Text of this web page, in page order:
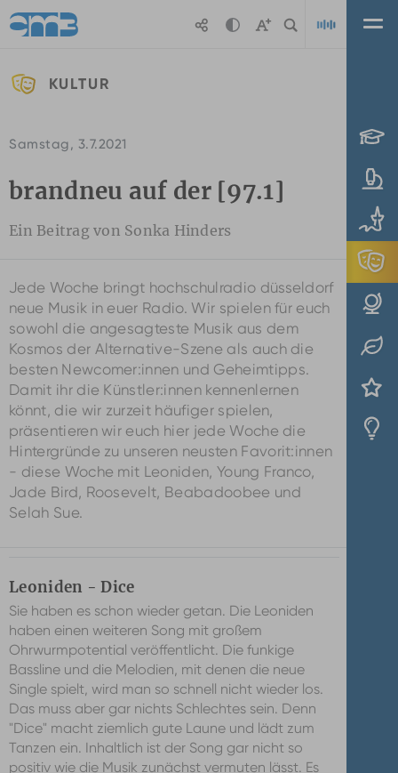
KULTUR
Samstag, 3.7.2021
brandneu auf der [97.1]
Ein Beitrag von Sonka Hinders
Jede Woche bringt hochschulradio düsseldorf
neue Musik in euer Radio. Wir spielen für euch
sowohl die angesagteste Musik aus dem
Kosmos der Alternative-Szene als auch die
besten Newcomer:innen und Geheimtipps.
Damit ihr die Künstler:innen kennenlernen
könnt, die wir zurzeit häufiger spielen,
präsentieren wir euch hier jede Woche die
Hintergründe zu unseren neusten Favorit:innen
- diese Woche mit Leoniden, Young Franco,
Jade Bird, Roosevelt, Beabadoobee und
Selah Sue.
Leoniden - Dice
Sie haben es schon wieder getan. Die Leoniden
haben einen weiteren Song mit großem
Ohrwurmpotential veröffentlicht. Die funkige
Bassline und die Melodien, mit denen die neue
Single spielt, wird man so schnell nicht wieder los.
Das muss aber gar nichts Schlechtes sein. Denn
"Dice" macht ziemlich gute Laune und lädt zum
Tanzen ein. Inhaltlich ist der Song gar nicht so
positiv wie die Musik zunächst vermuten lässt. Es